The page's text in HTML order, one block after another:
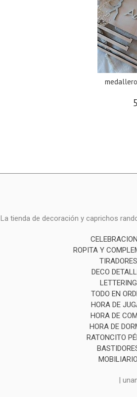
La tienda de decoración y caprichos
ROPITA Y
TIRADORES
DECO
LETTERING
TODO EN
HORA DE
HORA DE
HORA DE
RATONCITO
MOBILIARIO
|